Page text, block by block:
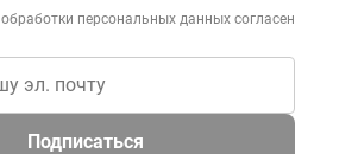
обработки персональных данных согласен
Подписаться